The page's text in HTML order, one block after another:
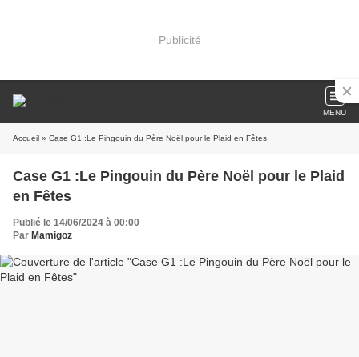
Publicité
MENU
Accueil » Case G1 :Le Pingouin du Père Noël pour le Plaid en Fêtes
Case G1 :Le Pingouin du Père Noël pour le Plaid
en Fêtes
Publié le 14/06/2024 à 00:00
Par Mamigoz